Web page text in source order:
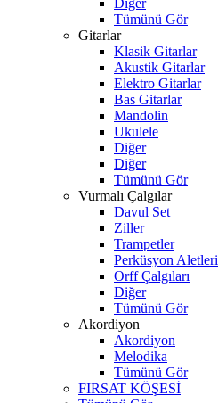
Diğer
Tümünü Gör
Gitarlar
Klasik Gitarlar
Akustik Gitarlar
Elektro Gitarlar
Bas Gitarlar
Mandolin
Ukulele
Diğer
Diğer
Tümünü Gör
Vurmalı Çalgılar
Davul Set
Ziller
Trampetler
Perküsyon Aletleri
Orff Çalgıları
Diğer
Tümünü Gör
Akordiyon
Akordiyon
Melodika
Tümünü Gör
FIRSAT KÖŞESİ